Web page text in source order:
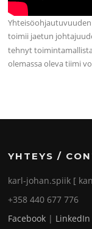
toimii jaetun
tehnyt
olemassa oleva tiimi
YHTEYS /
karl-johan.spiik [
+358 440 677 776
Facebook | LinkedIn